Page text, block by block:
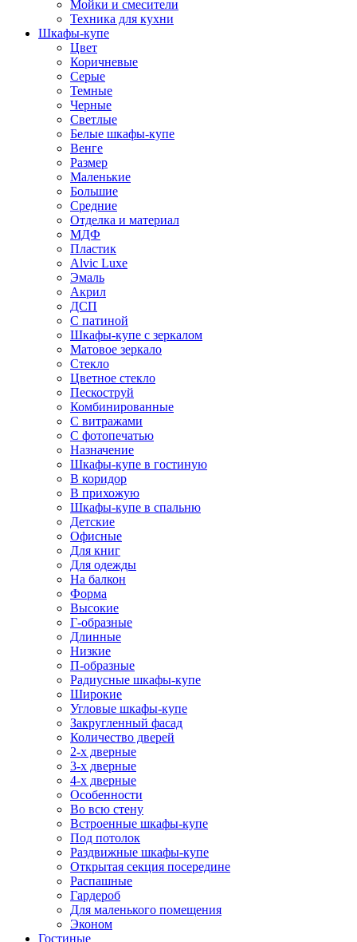
Мойки и смесители
Техника для кухни
Шкафы-купе
Цвет
Коричневые
Серые
Темные
Черные
Светлые
Белые шкафы-купе
Венге
Размер
Маленькие
Большие
Средние
Отделка и материал
МДФ
Пластик
Alvic Luxe
Эмаль
Акрил
ДСП
С патиной
Шкафы-купе с зеркалом
Матовое зеркало
Стекло
Цветное стекло
Пескоструй
Комбинированные
С витражами
С фотопечатью
Назначение
Шкафы-купе в гостиную
В коридор
В прихожую
Шкафы-купе в спальню
Детские
Офисные
Для книг
Для одежды
На балкон
Форма
Высокие
Г-образные
Длинные
Низкие
П-образные
Радиусные шкафы-купе
Широкие
Угловые шкафы-купе
Закругленный фасад
Количество дверей
2-х дверные
3-х дверные
4-х дверные
Особенности
Во всю стену
Встроенные шкафы-купе
Под потолок
Раздвижные шкафы-купе
Открытая секция посередине
Распашные
Гардероб
Для маленького помещения
Эконом
Гостиные